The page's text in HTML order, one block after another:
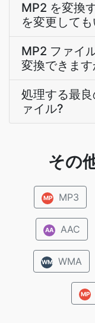
MP2 を変換
を変更して
MP2 ファイ
変換できます
処理する最
ァイル?
その
MP MP3
AA AAC
WM WMA
MP